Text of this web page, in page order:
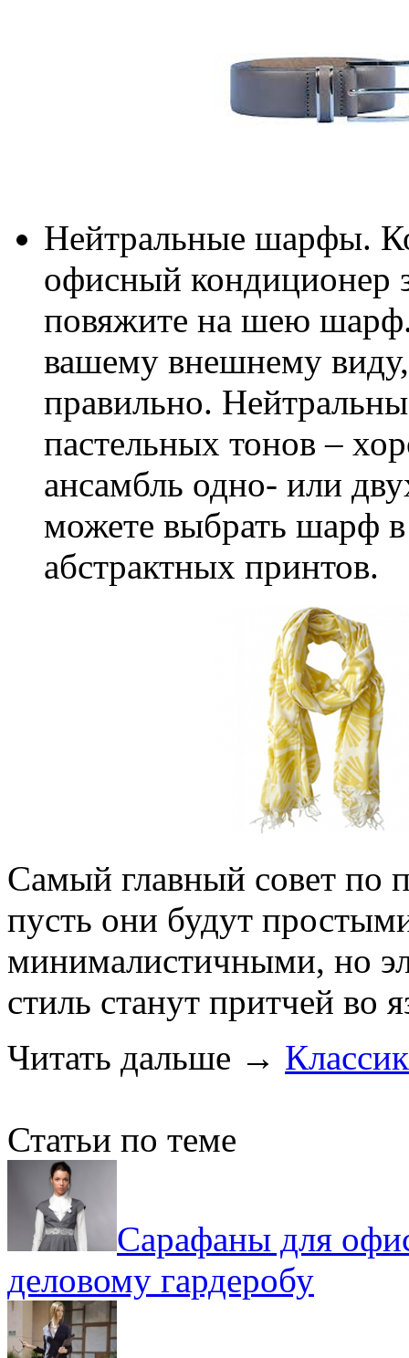
Нейтральные шарфы.
офисный кондиционер
повяжите на шею
вашему внешнему
правильно.
пастельных тонов –
ансамбль одно- или
можете выбрать шарф
абстрактных принтов.
Самый главный совет по
пусть они будут
минималистичными, но
стиль станут притчей во
Читать дальше →
Статьи по теме
Сарафаны для
деловому гардеробу